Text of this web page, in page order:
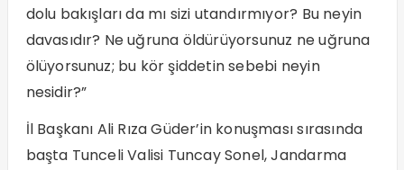
dolu bakışları da mı sizi utandırmıyor? Bu neyin
davasıdır? Ne uğruna öldürüyorsunuz ne uğruna
ölüyorsunuz; bu kör şiddetin sebebi neyin
nesidir?”
İl Başkanı Ali Rıza Güder’in konuşması sırasında
başta Tunceli Valisi Tuncay Sonel, Jandarma